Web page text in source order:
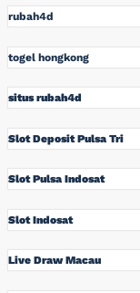
rubah4d
togel hongkong
situs rubah4d
Slot Deposit Pulsa Tri
Slot Pulsa Indosat
Slot Indosat
Live Draw Macau